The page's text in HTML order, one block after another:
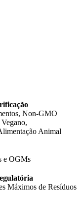
Non-GMO
Animal
e OGMs
Máximos de Resíduos